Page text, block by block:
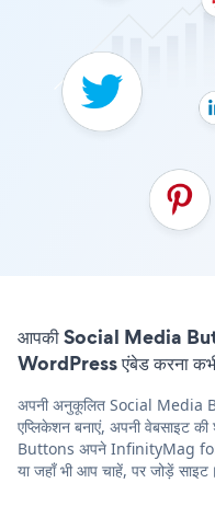
आपकी Social Media
WordPress एंबेड करना
अपनी अनुकूलित Social
एप्लिकेशन बनाएं, अपनी वेबसाइट
Buttons अपने InfinityMag for
या जहाँ भी आप चाहें, पर जोड़ें साइट।